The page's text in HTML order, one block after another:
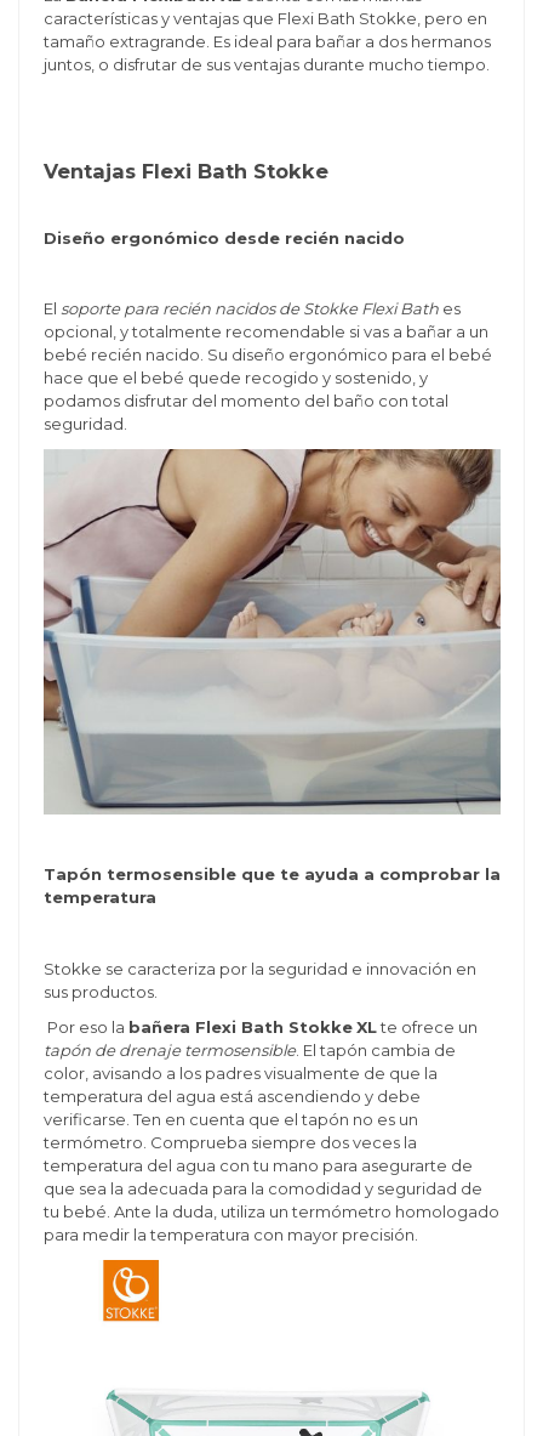
características y ventajas que Flexi Bath Stokke, pero en
tamaño extragrande. Es ideal para bañar a dos hermanos
juntos, o disfrutar de sus ventajas durante mucho tiempo.
Ventajas Flexi Bath Stokke
Diseño ergonómico desde recién nacido
El soporte para recién nacidos de Stokke Flexi Bathes
opcional, y totalmente recomendable si vas a bañar a un
bebé recién nacido. Su diseño ergonómico para el bebé
hace que el bebé quede recogido y sostenido, y
podamos disfrutar del momento del baño con total
seguridad.
Tapón termosensible que te ayuda a comprobar la
temperatura
Stokke se caracteriza por la seguridad e innovación en
sus productos.
Por eso la bañera Flexi Bath Stokke XLte ofrece un
tapón de drenaje termosensible. El tapón cambia de
color, avisando a los padres visualmente de que la
temperatura del agua está ascendiendo y debe
verificarse. Ten en cuenta que el tapón no es un
termómetro. Comprueba siempre dos veces la
temperatura del agua con tu mano para asegurarte de
que sea la adecuada para la comodidad y seguridad de
tu bebé. Ante la duda, utiliza un termómetro homologado
para medir la temperatura con mayor precisión.